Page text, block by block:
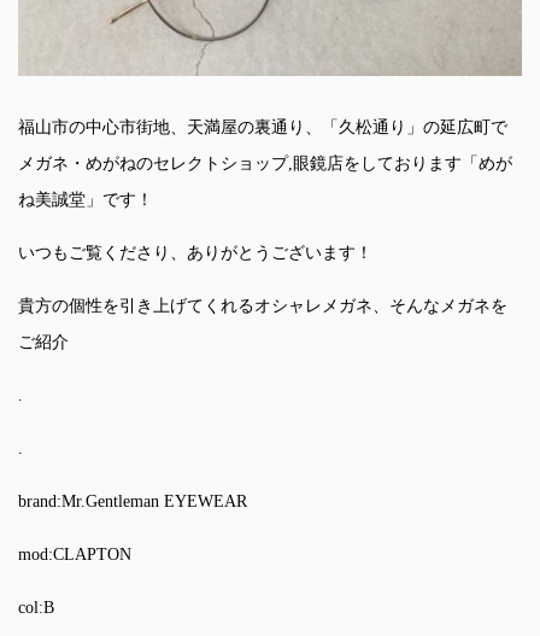
福山市の中心市街地、天満屋の裏通り、「久松通り」の延広町で
メガネ・めがねのセレクトショップ,眼鏡店をしております「めが
ね美誠堂」です！
いつもご覧くださり、ありがとうございます！
貴方の個性を引き上げてくれるオシャレメガネ、そんなメガネを
ご紹介
.
.
brand:Mr.Gentleman EYEWEAR
mod:CLAPTON
col:B